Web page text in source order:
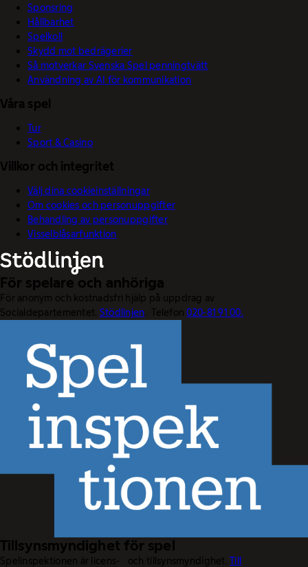
Sponsring
Hållbarhet
Spelkoll
Skydd mot bedrägerier
Så motverkar Svenska Spel penningtvätt
Användning av AI för kommunikation
Våra spel
Tur
Sport & Casino
Villkor och integritet
Välj dina cookieinställningar
Om cookies och personuppgifter
Behandling av personuppgifter
Visselblåsarfunktion
För spelare och anhöriga
För anonym och kostnadsfri hjälp på uppdrag av
Socialdepartementet. Stödlinjen. Telefon020-81 91 00.
Tillsynsmyndighet för spel
Spelinspektionen är licens- och tillsynsmyndighet.Till